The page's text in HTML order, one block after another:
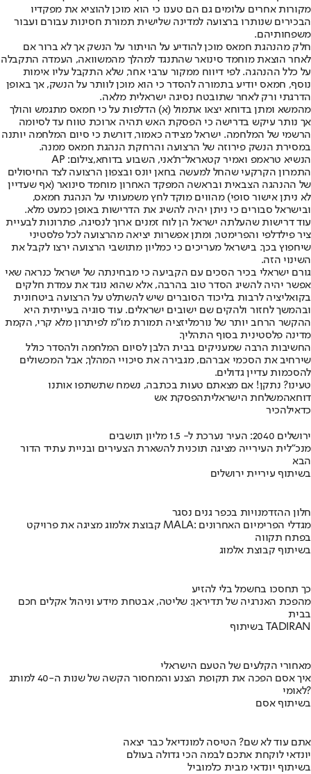
מקורות אחרים עלומים גם הם טענו כי הוא מוכן להוציא את מפקדיו
הבכירים שנותרו ברצועה למדינה שלישית תמורת חסינות עבורם ועבור
משפחותיהם.
חלק מהנהגת חמאס מוכן להודיע על הויתור על הנשק אך לא ברור אם
לאחר הוצאת מוחמד סינואר שהתנגד למהלך מהמשוואה, העמדה התקבלה
על כלל ההנהגה. לפי דיווח ממקור ערבי אחר, שלא התקבל עליו אימות
נוסף, חמאס יודיע בתמורה להסדר כי הוא מוכן לוותר על הנשק, אך באופן
הדרגתי ורק לאחר שתובטח נסיגה ישראלית מלאה.
מהמשא ומתן בדוחא יצאו אתמול (א) הדלפות על כי חמאס מתגמש והולך
אך נותר עיקש בדרישה כי הפסקת האש תהיה ארוכת טווח עד לסיומה
הרשמי של המלחמה. ישראל מצידה כאמור, דורשת כי סיום המלחמה יותנה
במסירת הנשק פירוזה של הרצועה והרחקת הנהגת חמאס ממנה.
הנשיא טראמפ ואמיר קטאראל־ת'אני, השבוע בדוחא,צילום: AP
התמרון הקרקעי שהחל למעשה בחאן יונס ובצפון הרצועה לצד החיסולים
של ההנהגה הצבאית ובראשה המפקד האחרון מוחמד סינואר (אף שעדיין
לא ניתן אישור סופי) מהווים מוקד לחץ משמעותי על הנהגת חמאס,
ובישראל סבורים כי ניתן יהיה להשיג את הדרישות באופן כמעט מלא.
עוד דרישות שהעלתה ישראל הן לוח זמנים ארוך לנסיגה, פתרונות לבעיית
ציר פילדלפי והפרימטר, ומתן אפשרות יציאה מהרצועה לכל פלסטיני
שיחפוץ בכך. בישראל מעריכים כי כמליון מתושבי הרצועה ירצו לקבל את
השינוי הזה.
גורם ישראלי בכיר הסכים עם הקביעה כי מבחינתה של ישראל כנראה שאי
אפשר יהיה להשיג הסדר טוב בהרבה, אלא שהוא נוגד את עמדת חלקים
בקואליציה לרבות בליכוד הסוברים שיש להשתלט על הרצועה ביטחונית
ובהמשך לחזור ולהקים שם ישובים ישראלים. עוד סוגיה בעייתית היא
ההקשר הרחב יותר של נורמליזציה תמורת מו"מ לפיתרון מלא קרי, הקמת
מדינה פלסטינית בסוף התהליך.
החשיבות הרבה שמעניקים בבית הלבן לסיום המלחמה ולהסדר כולל
שירחיב את הסכמי אברהם, מגבירה את סיכויי המהלך, אבל המכשולים
להסכמות עדיין גדולים.
טעינו? נתקן! אם מצאתם טעות בכתבה, נשמח שתשתפו אותנו
דוחאהמשלחת הישראליתהפסקת אש
כדאילהכיר
ירושלים 2040: העיר נערכת ל- 1.5 מליון תושבים
מנכ"לית העירייה מציגה תוכנית להשארת הצעירים ובניית עתיד הדור
הבא
בשיתוף עיריית ירושלים
חלון ההזדמנויות בכפר גנים נסגר
קבוצת אלמוג מציגה את פרויקט MALA: מגדלי הפרימיום האחרונים
בפתח תקווה
בשיתוף קבוצת אלמוג
כך תחסכו בחשמל בלי להזיע
מהפכת האנרגיה של תדיראן: שליטה, אבטחת מידע וניהול אקלים חכם
בבית
בשיתוף TADIRAN
מאחורי הקלעים של הטעם הישראלי
איך אסם הפכה את תקופת הצנע והמחסור הקשה של שנות ה-40 למותג
לאומי?
בשיתוף אסם
אתם עוד לא שם? הטיסה למונדיאל כבר יצאה
יונדאי לוקחת אתכם לבמה הכי גדולה בעולם
בשיתוף יונדאי מבית כלמוביל